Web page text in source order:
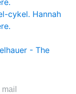
- The